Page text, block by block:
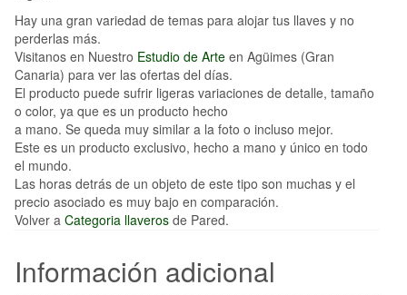
Hay una gran variedad de temas para alojar tus llaves y no
perderlas más.
Visitanos en Nuestro Estudio de Arte en Agüimes (Gran
Canaria) para ver las ofertas del días.
El producto puede sufrir ligeras variaciones de detalle, tamaño
o color, ya que es un producto hecho
a mano. Se queda muy similar a la foto o incluso mejor.
Este es un producto exclusivo, hecho a mano y único en todo
el mundo.
Las horas detrás de un objeto de este tipo son muchas y el
precio asociado es muy bajo en comparación.
Volver a Categoria llaveros de Pared.
Información adicional